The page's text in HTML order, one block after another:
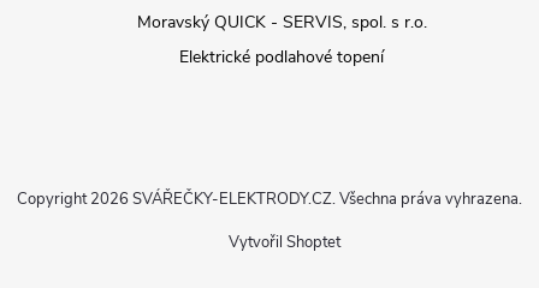
Moravský QUICK - SERVIS, spol. s r.o.
Elektrické podlahové topení
Vytvořil Shoptet
Copyright 2026 SVÁŘEČKY-ELEKTRODY.CZ. Všechna práva vyhrazena.